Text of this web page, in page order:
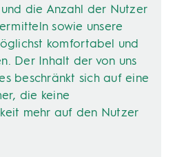
die Anzahl der Nutzer
sowie unsere
komfortabel und
Der Inhalt der von uns
beschränkt sich auf eine
die keine
mehr auf den Nutzer